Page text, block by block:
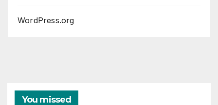
WordPress.org
You missed